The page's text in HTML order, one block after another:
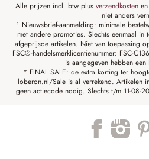
Alle prijzen incl. btw plus verzendkostenen
niet anders
¹ Nieuwsbrief-aanmelding: minimale
met andere promoties. Slechts eenmaal
afgeprijsde artikelen. Niet van toepassing
FSC®-handelsmerklicentienummer: FSC-
is aangegeven hebben een
* FINAL SALE: de extra korting ter
loberon.nl/Sale is al verrekend. Artikelen
geen actiecode nodig. Slechts t/m 11-08-